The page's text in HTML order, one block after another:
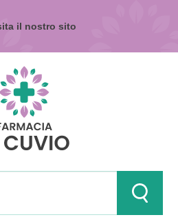
il nostro sito
Cerca